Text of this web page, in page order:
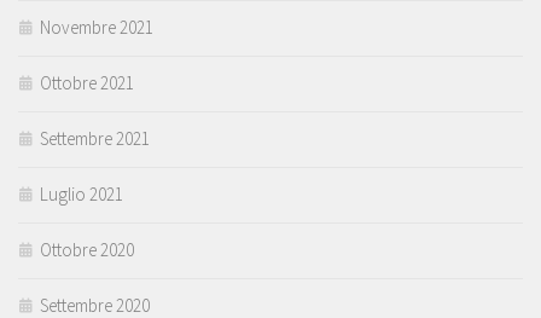
Novembre 2021
Ottobre 2021
Settembre 2021
Luglio 2021
Ottobre 2020
Settembre 2020